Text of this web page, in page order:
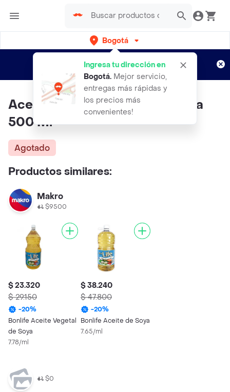
Bogotá
Ingresa tu dirección en
Bogotá. Mejor servicio,
entregas más rápidas y
los precios más
convenientes!
envíos gratis por semanas
Aplican TyC
Aceite Bon Life Vegetal De Soya
500 Ml
Agotado
Productos similares:
Makro
$9500
$ 23.320
$ 29.150
-20%
Bonlife Aceite Vegetal
de Soya
7.78/ml
$ 38.240
$ 47.800
-20%
Bonlife Aceite de Soya
7.65/ml
$0